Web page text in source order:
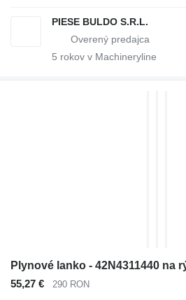
PIESE BULDO S.R.L.
5 rokov v Machineryline
55,27 € 290 RON